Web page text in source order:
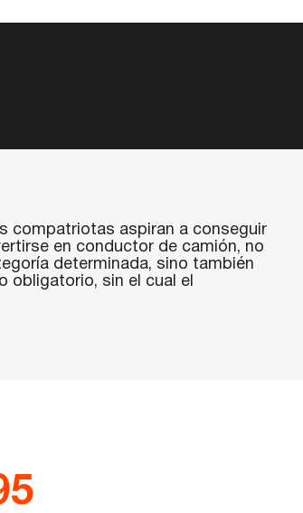
compatriotas aspiran a conseguir
en conductor de camión, no
determinada, sino también
obligatorio, sin el cual el